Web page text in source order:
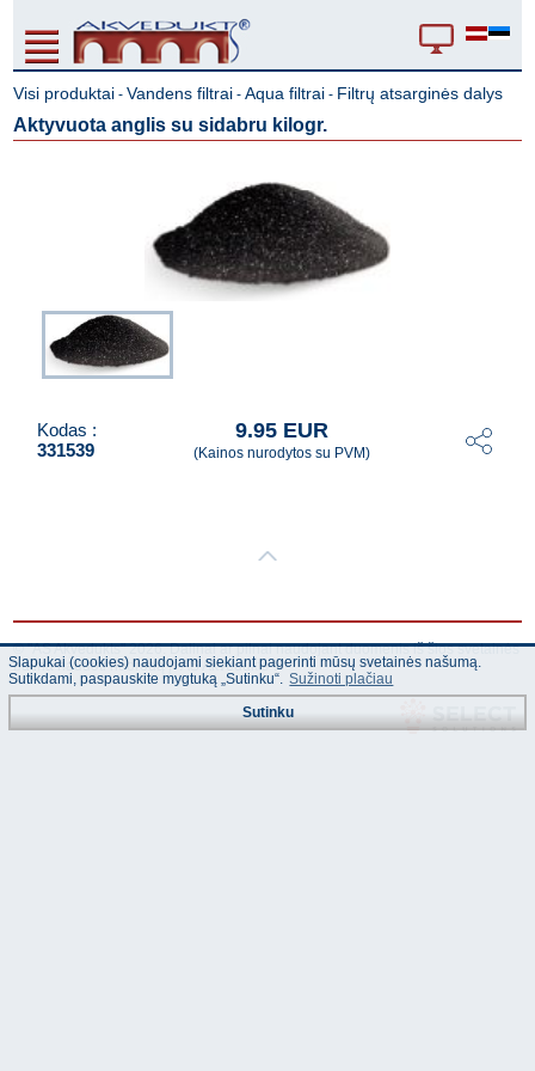
Visi produktai -Vandens filtrai -Aqua filtrai - Filtrų atsarginės dalys
Aktyvuota anglis su sidabru kilogr.
Kodas :
331539
9.95 EUR
(Kainos nurodytos su PVM)
© "AS Akvedukts" 2026. Dalinai ar pilnai naudojant duomenis iš šios svetainės
būtina naudoti nuorodą Į "AS Akvedukts"!
Slapukai (cookies) naudojami siekiant pagerinti mūsų svetainės našumą.
Sutikdami, paspauskite mygtuką „Sutinku“. Sužinoti plačiau
Sutinku